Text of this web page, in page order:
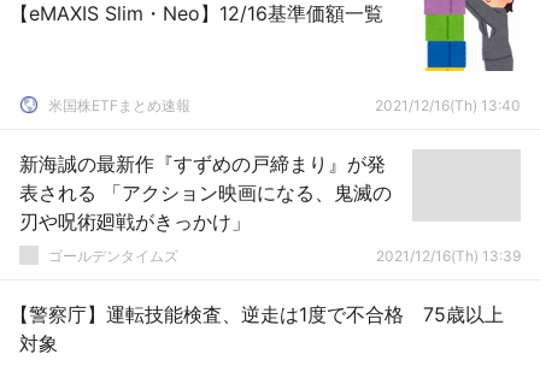
【eMAXIS Slim・Neo】12/16基準価額一覧
米国株ETFまとめ速報 2021/12/16(Th) 13:40
新海誠の最新作『すずめの戸締まり』が発
表される 「アクション映画になる、鬼滅の
刃や呪術廻戦がきっかけ」
ゴールデンタイムズ 2021/12/16(Th) 13:39
【警察庁】運転技能検査、逆走は1度で不合格 75歳以上
対象